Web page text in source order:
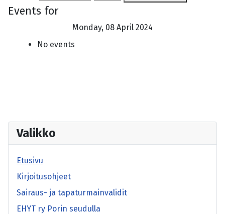
Events for
Monday, 08 April 2024
No events
Valikko
Etusivu
Kirjoitusohjeet
Sairaus- ja tapaturmainvalidit
EHYT ry Porin seudulla